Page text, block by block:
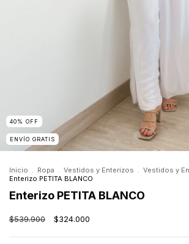
40% OFF
ENVÍO GRATIS
Inicio . Ropa . Vestidos y Enterizos . Vestidos y
Enterizo PETITA BLANCO
Enterizo PETITA BLANCO
$539.900 $324.000